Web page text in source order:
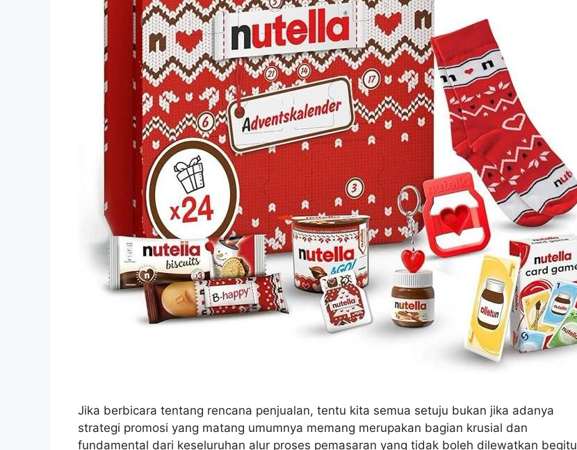
Jika berbicara tentang rencana penjualan, tentu kita semua setuju bukan jika adanya
strategi promosi yang matang umumnya memang merupakan bagian krusial dan
fundamental dari keseluruhan alur proses pemasaran yang tidak boleh dilewatkan begitu